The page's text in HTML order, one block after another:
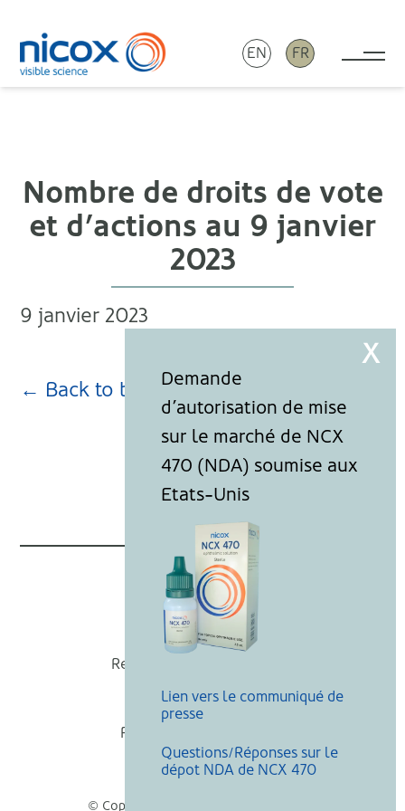
Nicox
EN FR
Nombre de droits de vote
et d’actions au 9 janvier
2023
9 janvier 2023
← Back to blog page
Nicox
Recevoir nos actualités
Mentions légales
Politique de cookies
Recherche
© Copyright Nicox, Tous droits réservés
Lien vers le communiqué de
presse
Questions/Réponses sur le
dépot NDA de NCX 470